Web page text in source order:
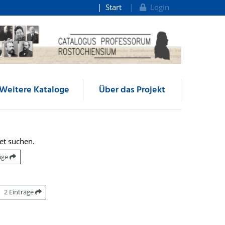
Start Login
Kataloge Über das Projekt
suchen.
2 Einträge